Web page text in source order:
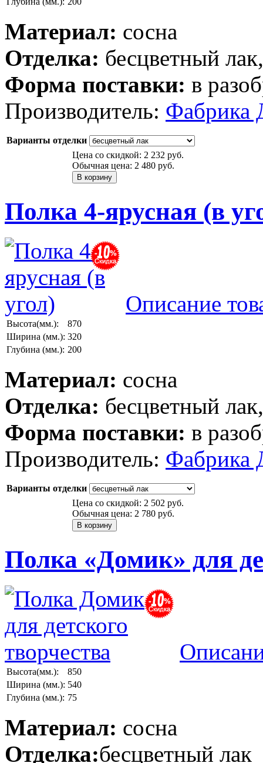
Материал: сосна
Отделка: бесцветный
Форма поставки: в
Производитель: Фабрика
Варианты отделки
Цена со скидкой: 2 232 руб.
Обычная цена: 2 480 руб.
Полка 4-ярусная (в
Описание
Высота(мм.):
870
Ширина (мм.): 320
Глубина (мм.): 200
Материал: сосна
Отделка: бесцветный
Форма поставки: в
Производитель: Фабрика
Варианты отделки
Цена со скидкой: 2 502 руб.
Обычная цена: 2 780 руб.
Полка «Домик» для
Высота(мм.):
850
Ширина (мм.): 540
Глубина (мм.): 75
Материал: сосна
Отделка:бесцветный лак